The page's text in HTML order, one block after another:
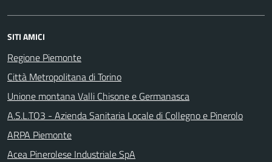
SITI AMICI
Regione Piemonte
Città Metropolitana di Torino
Unione montana Valli Chisone e Germanasca
A.S.L.TO3 - Azienda Sanitaria Locale di Collegno e Pinerolo
ARPA Piemonte
Acea Pinerolese Industriale SpA